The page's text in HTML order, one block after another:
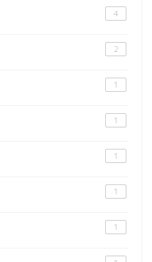
4
2
1
1
1
1
1